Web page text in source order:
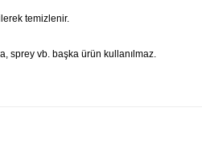
temizlenir.
sprey vb. başka ürün kullanılmaz.